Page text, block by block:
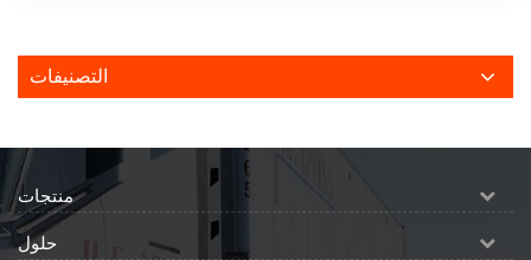
التصنيفات
منتجات
حلول